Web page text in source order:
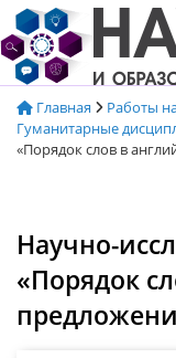
Перейти
к
содержимому
Главная Работы
Гуманитарные
«Порядок слов в
Научно-
«Порядок